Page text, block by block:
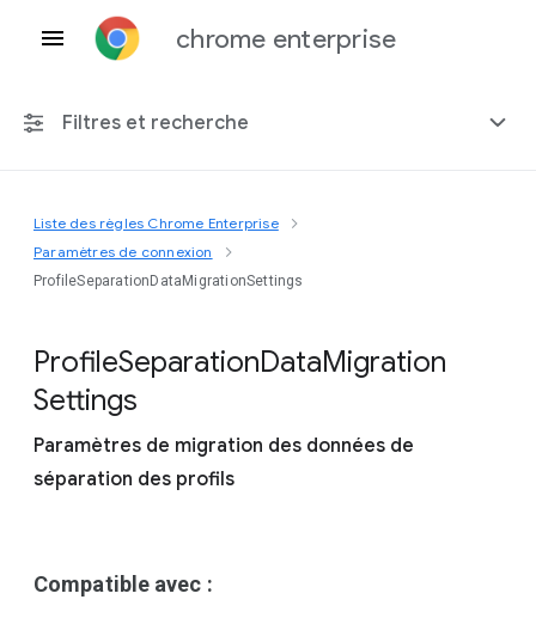
chrome enterprise
Filtres et recherche
Toute plate-forme
Chrome 151
Inclure les règles obsolètes
Liste des règles Chrome Enterprise
Paramètres de connexion
ProfileSeparationDataMigrationSettings
ProfileSeparationDataMigration
Settings
Paramètres de migration des données de
séparation des profils
Compatible avec :